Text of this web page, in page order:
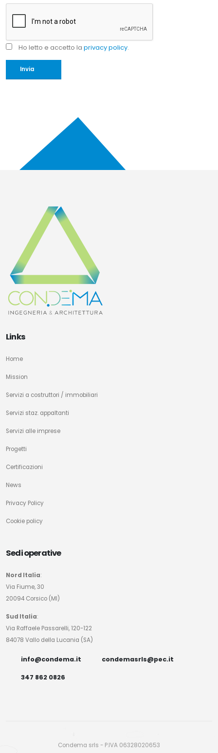
Ho letto e accetto la privacy policy.
Invia
Links
Home
Mission
Servizi a costruttori / immobiliari
Servizi staz. appaltanti
Servizi alle imprese
Progetti
Certificazioni
News
Privacy Policy
Cookie policy
Sedi operative
Nord Italia:
Via Fiume, 30
20094 Corsico (MI)
Sud Italia:
Via Raffaele Passarelli, 120-122
84078 Vallo della Lucania (SA)
info@condema.it
condemasrls@pec.it
347 862 0826
Condema srls - P.IVA 06328020653